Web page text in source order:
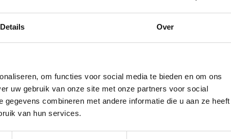
Details Over
om functies voor social media te bieden en om ons
uw gebruik van onze site met onze partners voor social
combineren met andere informatie die u aan ze heeft
van hun services.
één
2020 geen